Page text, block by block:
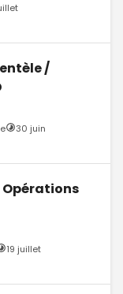
/
30 juin
19 juillet